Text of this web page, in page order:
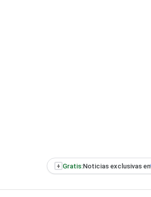
+ Gratis:Noticias exclusivas en